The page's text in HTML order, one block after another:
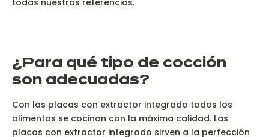
todas nuestras referencias.
¿Para qué tipo de cocción
son adecuadas?
Con las placas con extractor integrado todos los
alimentos se cocinan con la máxima calidad. Las
placas con extractor integrado sirven a la perfección